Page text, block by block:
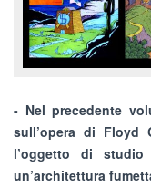
- Nel precedente
sull’opera di Floyd
l’oggetto di
un’architettura